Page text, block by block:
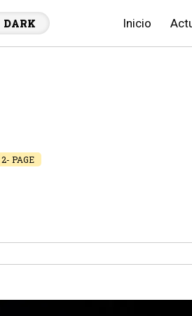
DARK Inicio
2- PAGE